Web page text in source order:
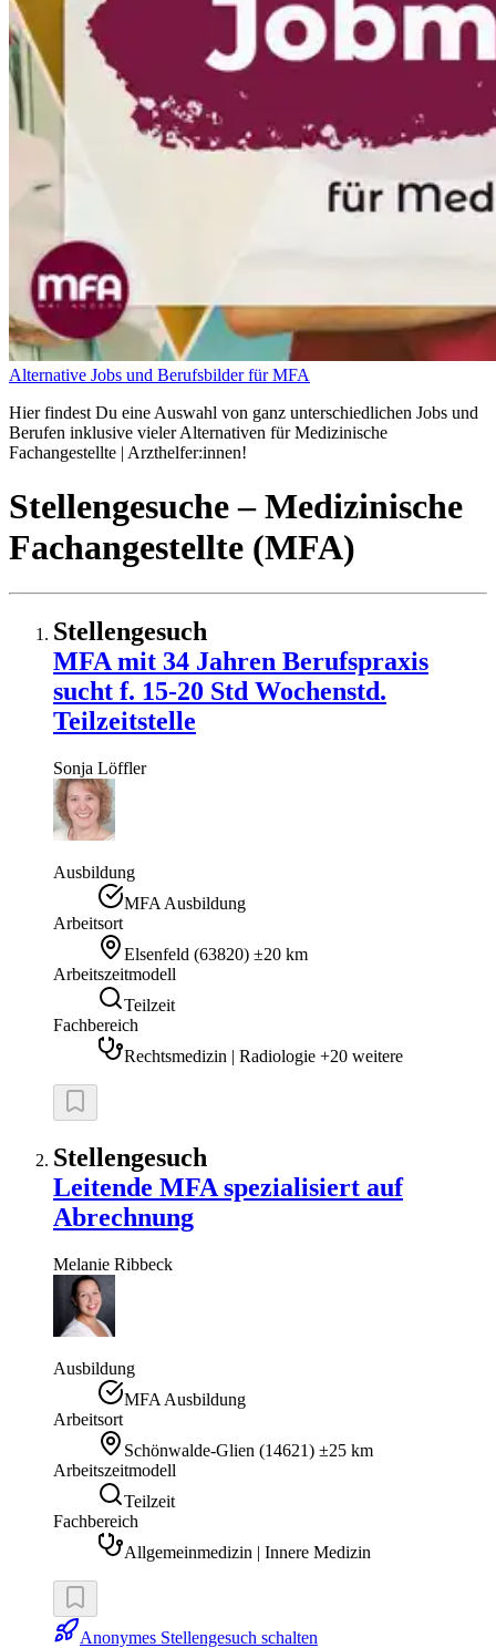
Alternative Jobs und Berufsbilder für MFA
Hier findest Du eine Auswahl von ganz unterschiedlichen Jobs und
Berufen inklusive vieler Alternativen für Medizinische
Fachangestellte | Arzthelfer:innen!
Stellengesuche– Medizinische
Fachangestellte (MFA)
Stellengesuch
MFA mit 34 Jahren Berufspraxis
sucht f. 15-20 Std Wochenstd.
Teilzeitstelle
Sonja Löffler
Ausbildung
MFA Ausbildung
Arbeitsort
Elsenfeld (63820) ±20 km
Arbeitszeitmodell
Teilzeit
Fachbereich
Rechtsmedizin | Radiologie +20 weitere
Stellengesuch
Leitende MFA spezialisiert auf
Abrechnung
Melanie Ribbeck
Ausbildung
MFA Ausbildung
Arbeitsort
Schönwalde-Glien (14621) ±25 km
Arbeitszeitmodell
Teilzeit
Fachbereich
Allgemeinmedizin | Innere Medizin
Anonymes Stellengesuch schalten